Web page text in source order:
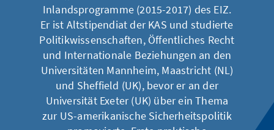
Inlandsprogramme (2015-2017) des EIZ.
Er ist Altstipendiat der KAS und studierte
Politikwissenschaften, Öffentliches Recht
und Internationale Beziehungen an den
Universitäten Mannheim, Maastricht (NL)
und Sheffield (UK), bevor er an der
Universität Exeter (UK) über ein Thema
zur US-amerikanische Sicherheitspolitik